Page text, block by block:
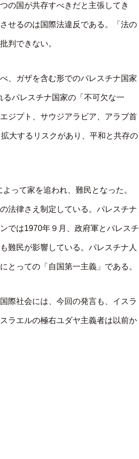
の国が共存すべきだと主張してき
せるのは国際法違反である。「法の
判できない。
、ガザを含む形でのパレスチナ国家
パレスチナ国家の「不可欠な一
ジプト、サウジアラビア、アラブ首
大するリスクがあり、平和と共存の
って家を追われ、難民となった。
法律さえ制定している。パレスチナ
では1970年９月、政府軍とパレスチ
難民が影響している。パレスチナ人
とっての「自国第一主義」である。
際社会には、今回の発言も、イスラ
ラエルの極右ユダヤ主義者は以前か